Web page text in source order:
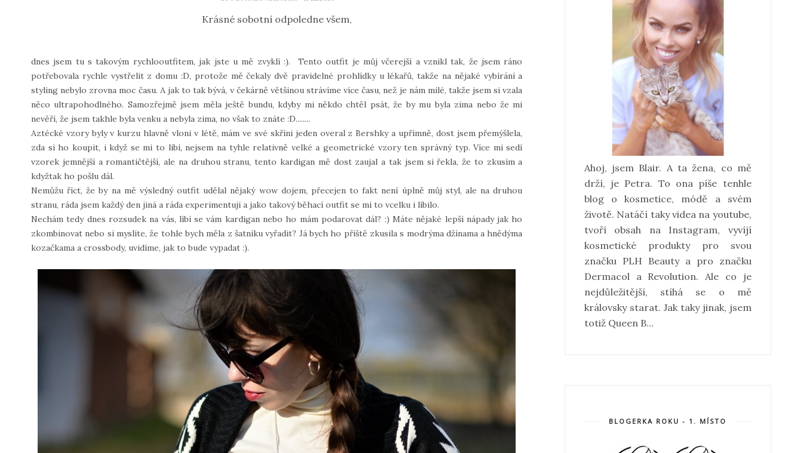
Krásné sobotní odpoledne všem,
dnes jsem tu s takovým rychlooutfitem, jak jste u mě zvyklí :). Tento outfit je můj včerejší a vznikl tak, že jsem ráno
potřebovala rychle vystřelit z domu :D, protože mě čekaly dvě pravidelné prohlídky u lékařů, takže na nějaké vybírání a
styling nebylo zrovna moc času. A jak to tak bývá, v čekárně většinou strávíme více času, než je nám milé, takže jsem si vzala
něco ultrapohodlného. Samozřejmě jsem měla ještě bundu, kdyby mi někdo chtěl psát, že by mu byla zima nebo že mi
nevěří, že jsem takhle byla venku a nebyla zima, no však to znáte :D........
Aztécké vzory byly v kurzu hlavně vloni v létě, mám ve své skříni jeden overal z Bershky a upřímně, dost jsem přemýšlela,
zda si ho koupit, i když se mi to líbí, nejsem na tyhle relativně velké a geometrické vzory ten správný typ. Více mi sedí
vzorek jemnější a romantičtější, ale na druhou stranu, tento kardigan mě dost zaujal a tak jsem si řekla, že to zkusím a
kdyžtak ho pošlu dál.
Nemůžu říct, že by na mě výsledný outfit udělal nějaký wow dojem, přecejen to fakt není úplně můj styl, ale na druhou
stranu, ráda jsem každý den jiná a ráda experimentuji a jako takový běhací outfit se mi to vcelku i líbilo.
Nechám tedy dnes rozsudek na vás, líbí se vám kardigan nebo ho mám podarovat dál? :) Máte nějaké lepší nápady jak ho
zkombinovat nebo si myslíte, že tohle bych měla z šatníku vyřadit? Já bych ho příště zkusila s modrýma džínama a hnědýma
kozačkama a crossbody, uvidíme, jak to bude vypadat :).
Ahoj, jsem Blair. A ta žena, co mě
drží, je Petra. To ona píše tenhle
blog o kosmetice, módě a svém
životě. Natáčí taky videa na youtube,
tvoří obsah na Instagram, vyvíjí
kosmetické produkty pro svou
značku PLH Beauty a pro značku
Dermacol a Revolution. Ale co je
nejdůležitější, stíhá se o mě
královsky starat. Jak taky jinak, jsem
totiž Queen B...
BLOGERKA ROKU - 1. MÍSTO